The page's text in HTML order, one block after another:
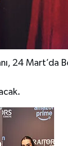
24 Mart’da